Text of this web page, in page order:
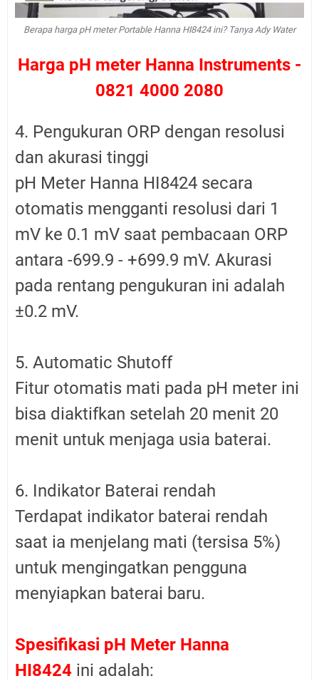
Berapa harga pH meter Portable Hanna HI8424 ini? Tanya Ady Water
Harga pH meter Hanna Instruments -
0821 4000 2080
4. Pengukuran ORP dengan resolusi
dan akurasi tinggi
pH Meter Hanna HI8424 secara
otomatis mengganti resolusi dari 1
mV ke 0.1 mV saat pembacaan ORP
antara -699.9 - +699.9 mV. Akurasi
pada rentang pengukuran ini adalah
±0.2 mV.
5. Automatic Shutoff
Fitur otomatis mati pada pH meter ini
bisa diaktifkan setelah 20 menit 20
menit untuk menjaga usia baterai.
6. Indikator Baterai rendah
Terdapat indikator baterai rendah
saat ia menjelang mati (tersisa 5%)
untuk mengingatkan pengguna
menyiapkan baterai baru.
Spesifikasi pH Meter Hanna
HI8424 ini adalah: